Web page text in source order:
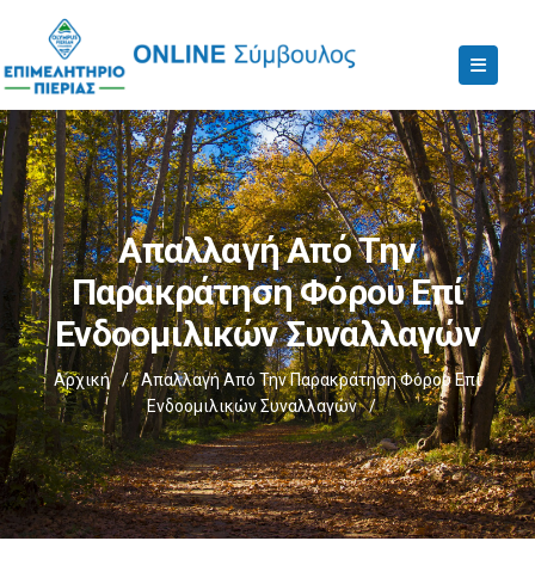
Απαλλαγή Από Την
Παρακράτηση Φόρου Επί
Ενδοομιλικών Συναλλαγών
Αρχική /
Απαλλαγή Από Την Παρακράτηση Φόρου Επί
Ενδοομιλικών Συναλλαγών
/